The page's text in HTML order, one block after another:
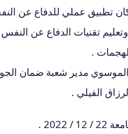
كان تطبيق عملي للدفاع عن
وتعليم تقنيات الدفاع عن
.
مدير شعبة ضمان الجودة
الفيلي .
.